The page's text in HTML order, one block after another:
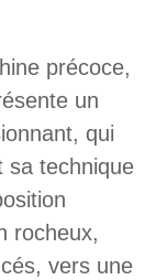
précoce,
un
qui
sa technique
rocheux,
vers une